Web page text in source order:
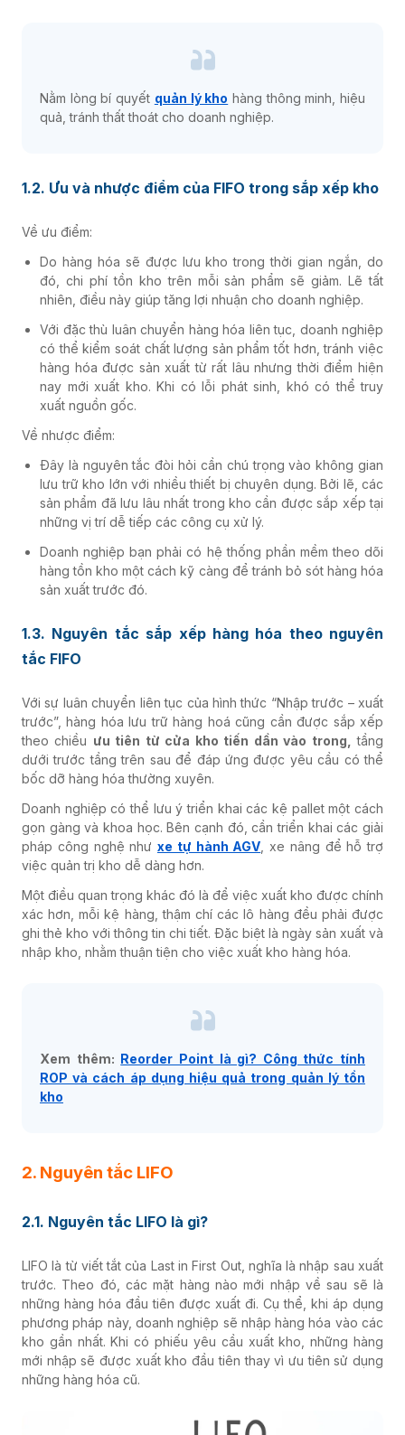
Nằm lòng bí quyết quản lý kho hàng thông minh, hiệu
quả, tránh thất thoát cho doanh nghiệp.
1.2. Ưu và nhược điểm của FIFO trong sắp xếp kho
Về ưu điểm:
Do hàng hóa sẽ được lưu kho trong thời gian ngắn, do
đó, chi phí tồn kho trên mỗi sản phẩm sẽ giảm. Lẽ tất
nhiên, điều này giúp tăng lợi nhuận cho doanh nghiệp.
Với đặc thù luân chuyển hàng hóa liên tục, doanh nghiệp
có thể kiểm soát chất lượng sản phẩm tốt hơn, tránh việc
hàng hóa được sản xuất từ rất lâu nhưng thời điểm hiện
nay mới xuất kho. Khi có lỗi phát sinh, khó có thể truy
xuất nguồn gốc.
Về nhược điểm:
Đây là nguyên tắc đòi hỏi cần chú trọng vào không gian
lưu trữ kho lớn với nhiều thiết bị chuyên dụng. Bởi lẽ, các
sản phẩm đã lưu lâu nhất trong kho cần được sắp xếp tại
những vị trí dễ tiếp các công cụ xử lý.
Doanh nghiệp bạn phải có hệ thống phần mềm theo dõi
hàng tồn kho một cách kỹ càng để tránh bỏ sót hàng hóa
sản xuất trước đó.
1.3. Nguyên tắc sắp xếp hàng hóa theo nguyên
tắc FIFO
Với sự luân chuyển liên tục của hình thức “Nhập trước – xuất
trước”,hàng hóa lưu trữ hàng hoá cũng cần được sắp xếp
theo chiều ưu tiên từ cửa kho tiến dần vào trong,
tầng
dưới trước tầng trên sau để đáp ứng được yêu cầu có thể
bốc dỡ hàng hóa thường xuyên.
Doanh nghiệp có thể lưu ý triển khai các kệ pallet một cách
gọn gàng và khoa học. Bên cạnh đó, cần triển khai các giải
pháp công nghệ như xe tự hành AGV , xe nâng để hỗ trợ
việc quản trị kho dễ dàng hơn.
Một điều quan trọng khác đó là để việc xuất kho được chính
xác hơn, mỗi kệ hàng, thậm chí các lô hàng đều phải được
ghi thẻ kho với thông tin chi tiết. Đặc biệt là ngày sản xuất và
nhập kho, nhằm thuận tiện cho việc xuất kho hàng hóa.
Xem thêm: Reorder Point là gì? Công thức tính
ROP và cách áp dụng hiệu quả trong quản lý tồn
kho
2. Nguyên tắc LIFO
2.1. Nguyên tắc LIFO là gì?
LIFO là từ viết tắt của Last in First Out, nghĩa là nhập sau xuất
trước. Theo đó, các mặt hàng nào mới nhập về sau sẽ là
những hàng hóa đầu tiên được xuất đi. Cụ thể, khi áp dụng
phương pháp này, doanh nghiệp sẽ nhập hàng hóa vào các
kho gần nhất. Khi có phiếu yêu cầu xuất kho, những hàng
mới nhập sẽ được xuất kho đầu tiên thay vì ưu tiên sử dụng
những hàng hóa cũ.